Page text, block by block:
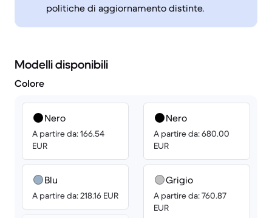
politiche di aggiornamento distinte.
Modelli disponibili
Colore
Nero
A partire da: 166.54
EUR
Blu
A partire da: 218.16 EUR
Nero
A partire da: 680.00
EUR
Grigio
A partire da: 760.87
EUR